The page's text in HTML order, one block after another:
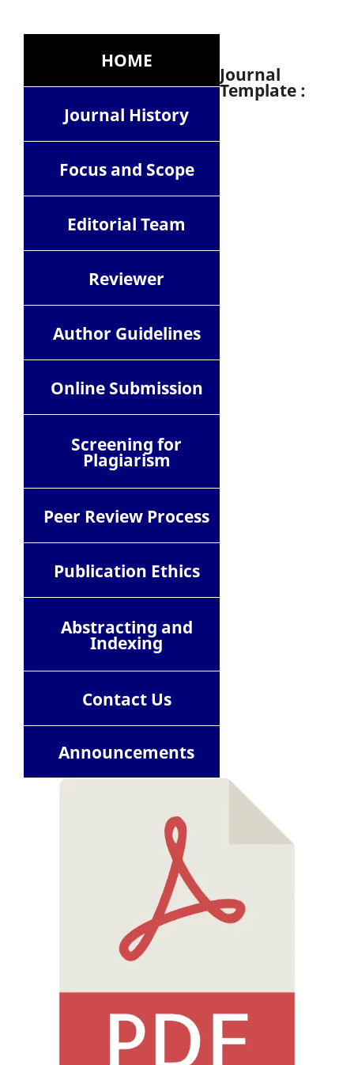
HOME
Journal History
Focus and Scope
Editorial Team
Reviewer
Author Guidelines
Online Submission
Screening for
Plagiarism
Peer Review Process
Publication Ethics
Abstracting and
Indexing
ContactUs
Announcements
Journal
Template :